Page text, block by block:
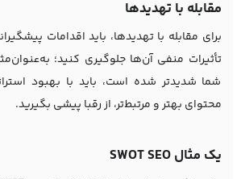
مقابله با تهدیدها
برای مقابله با تهدیدها، باید اقدامات
تأثیرات منفی آن‌ها جلوگیری کنید؛
شما شدیدتر شده است، باید با بهبود
محتوای بهتر و مرتبط‌تر، از رقبا پیشی بگیرید.
یک مثال SWOT SEO